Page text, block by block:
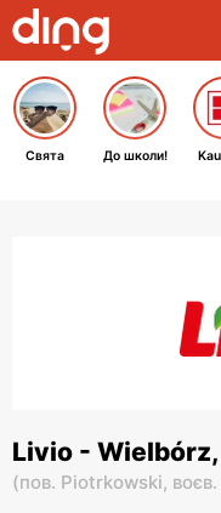
Свята До школи!
Livio -
(пов. Piotrkowski,